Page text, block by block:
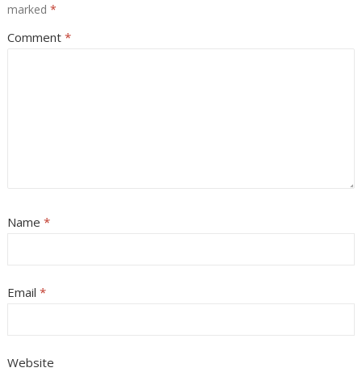
marked *
Comment *
Name *
Email *
Website